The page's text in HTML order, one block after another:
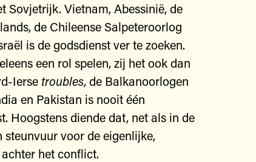
Sovjetrijk. Vietnam, Abessinië, de
de Chileense Salpeteroorlog
is de godsdienst ver te zoeken.
een rol spelen, zij het ook dan
Ierse troubles, de Balkanoorlogen
en Pakistan is nooit één
Hoogstens diende dat, net als in de
voor de eigenlijke,
het conflict.